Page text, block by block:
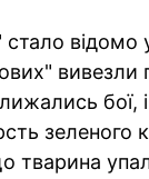
стало відомо
вивезли
бої,
зеленого
тварина